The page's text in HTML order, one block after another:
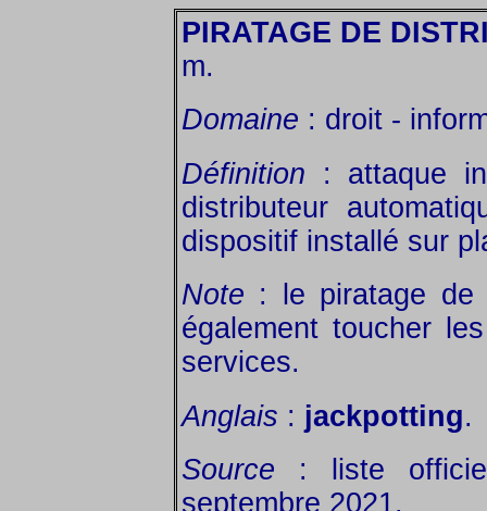
PIRATAGE DE
m.
Domaine : droit -
Définition : attaque
distributeur
dispositif installé sur
Note : le piratage de
également toucher
services.
Anglais : jackpotting.
Source : liste
septembre 2021.